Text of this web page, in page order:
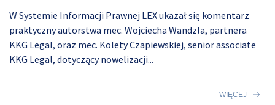
W Systemie Informacji Prawnej LEX ukazał się komentarz
praktyczny autorstwa mec. Wojciecha Wandzla, partnera
KKG Legal, oraz mec. Kolety Czapiewskiej, senior associate
KKG Legal, dotyczący nowelizacji...
WIĘCEJ